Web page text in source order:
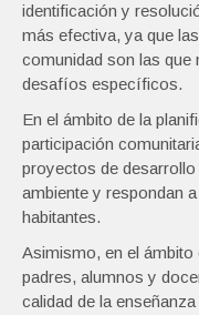
identificación y
más efectiva, ya que
comunidad son las que
desafíos específicos.
En el ámbito de la
participación
proyectos de
ambiente y respondan
habitantes.
Asimismo, en el ámbito
padres, alumnos y
calidad de la